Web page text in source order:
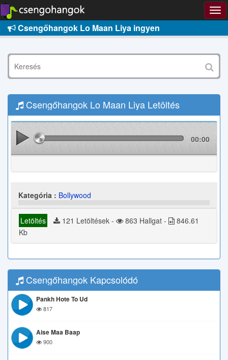
Csengőhangok Lo Maan Liya ingyen
Csengőhangok Lo Maan Liya Letöltés
00:00
Kategória : Bollywood
Letöltés 121 Letöltések - 863 Hallgat -
846.61
Kb
Csengőhangok Kapcsolódó
Pankh Hote To Ud
817
Aise Maa Baap
900